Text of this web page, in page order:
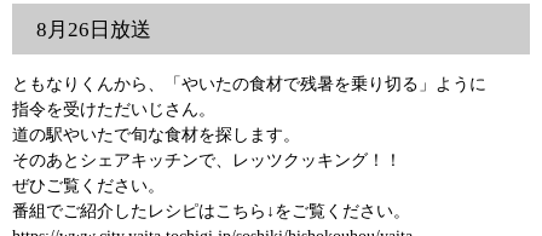
8月26日放送
ともなりくんから、「やいたの食材で残暑を乗り切る」ように
指令を受けただいじさん。
道の駅やいたで旬な食材を探します。
そのあとシェアキッチンで、レッツクッキング！！
ぜひご覧ください。
番組でご紹介したレシピはこちら↓をご覧ください。